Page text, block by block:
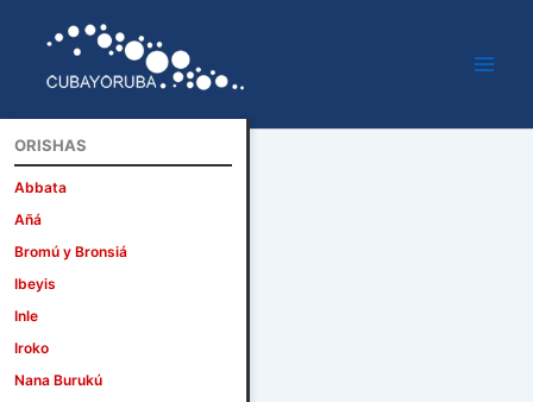
contenido
ORISHAS
Abbata
Añá
Bromú y Bronsiá
Ibeyis
Inle
Iroko
Nana Burukú